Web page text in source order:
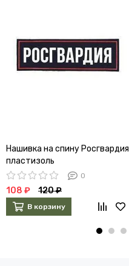
Нашивка на спину Росгвардия
пластизоль
0
108 ₽ 120 ₽
В корзину